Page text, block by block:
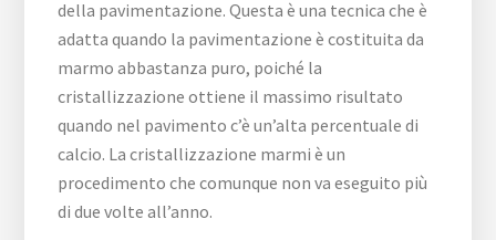
della pavimentazione. Questa è una tecnica che è
adatta quando la pavimentazione è costituita da
marmo abbastanza puro, poiché la
cristallizzazione ottiene il massimo risultato
quando nel pavimento c’è un’alta percentuale di
calcio. La cristallizzazione marmi è un
procedimento che comunque non va eseguito più
di due volte all’anno.